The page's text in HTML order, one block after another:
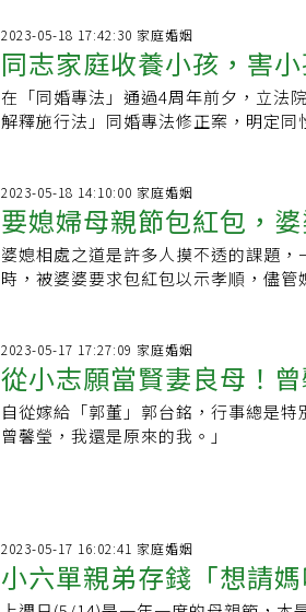
2023-05-18 17:42:30 家庭婚姻
同志家庭收養小孩，害
網友直指「一件事」才
在「同婚專法」通過4周年前夕，立法
解釋施行法」同婚專法修正案，明定
2023-05-18 14:10:00 家庭婚姻
要媳婦母親節包紅包，
友：金額寓意「長輩長
婆媳相處之道是許多人摸不透的課題
時，被婆婆要求包紅包以示孝順，儘
2023-05-17 17:27:09 家庭婚姻
從小志願當賢妻良母！
道與育兒經驗
自從嫁給「郭董」郭台銘，行事總是
曾馨瑩，我還是原來的我。」
2023-05-17 16:02:41 家庭婚姻
小六單親弟存錢「想請